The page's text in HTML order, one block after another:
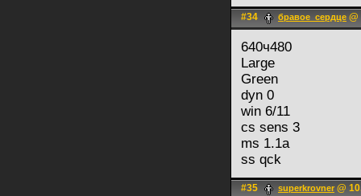
#34 бравое_сердце @
640ч480
Large
Green
dyn 0
win 6/11
cs sens 3
ms 1.1a
ss qck
#35 superkrovner @